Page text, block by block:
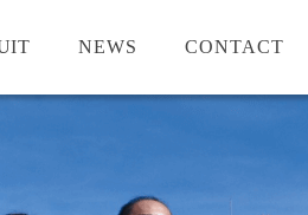
NEWS CONTACT